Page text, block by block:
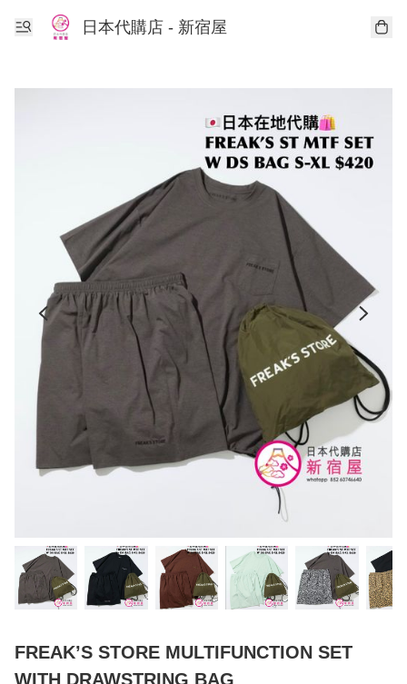
日本代購店 - 新宿屋
FREAK’S STORE MULTIFUNCTION SET
WITH DRAWSTRING BAG